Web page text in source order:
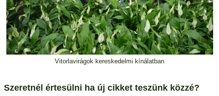
Vitorlavirágok kereskedelmi kínálatban
Szeretnél értesülni ha új cikket teszünk közzé?